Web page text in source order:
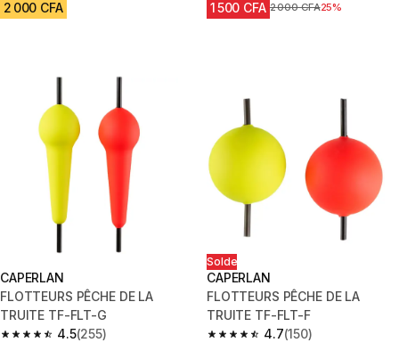
2 000 CFA 1 500 CFA Prix avant réduction
2 000 CFA25%
CAPERLAN
FLOTTEURS PÊCHE DE LA
TRUITE TF-FLT-G
4.5
4.5 out of 5 stars from 255 reviews
(255)
Solde
CAPERLAN
FLOTTEURS PÊCHE DE LA
TRUITE TF-FLT-F
4.7
4.7 out of 5 stars from 150
(150)